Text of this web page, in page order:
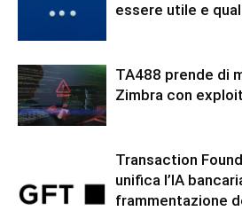
essere utile e
TA488 prende di
Zimbra con
Transaction
unifica l’IA
frammentazione